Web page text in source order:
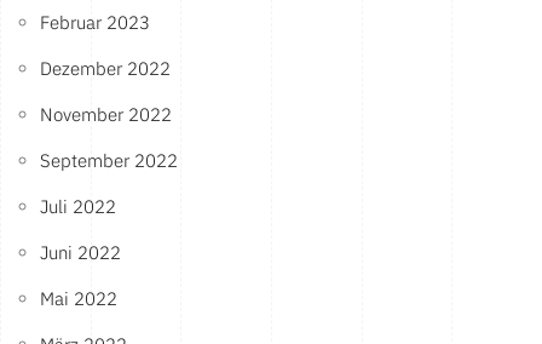
Februar 2023
Dezember 2022
November 2022
September 2022
Juli 2022
Juni 2022
Mai 2022